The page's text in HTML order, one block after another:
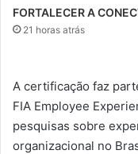
FORTALECER A
21 horas atrás
A certificação faz
FIA Employee
pesquisas sobre
organizacional no